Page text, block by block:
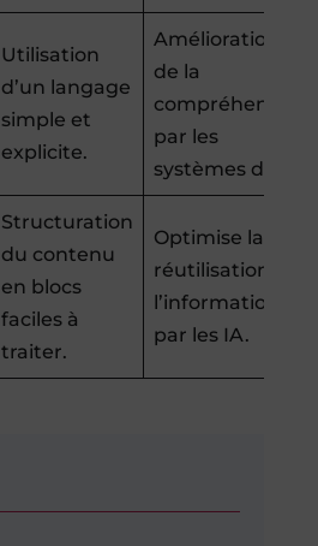
Utilisation
d’un langage
simple et
explicite.
Amélioration
de la
compréhension
par les
systèmes d’IA.
Structuration
du contenu
en blocs
faciles à
traiter.
Optimise la
réutilisation de
l’information
par les IA.